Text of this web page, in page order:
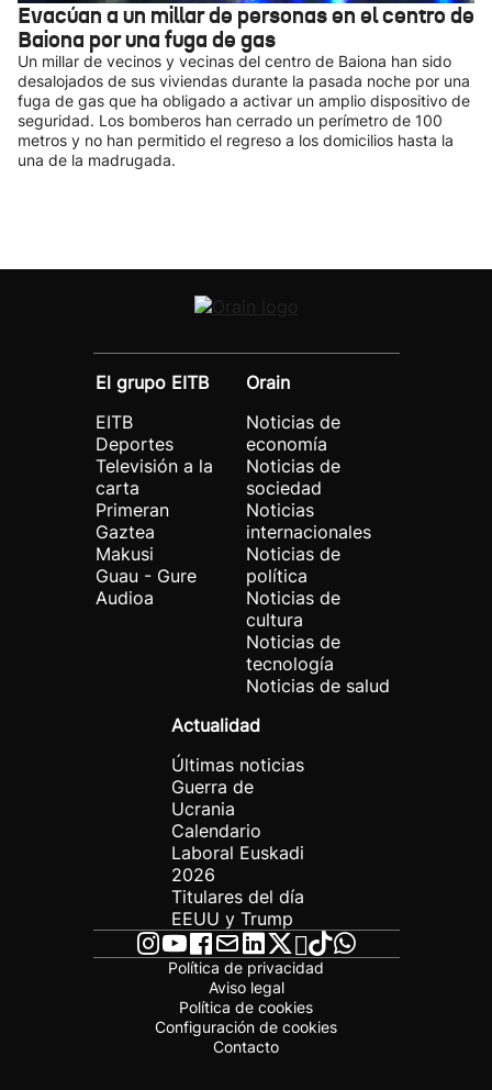
Evacúan a un millar de personas en el centro de
Baiona por una fuga de gas
Un millar de vecinos y vecinas del centro de Baiona han sido
desalojados de sus viviendas durante la pasada noche por una
fuga de gas que ha obligado a activar un amplio dispositivo de
seguridad. Los bomberos han cerrado un perímetro de 100
metros y no han permitido el regreso a los domicilios hasta la
una de la madrugada.
El grupo EITB
EITB
Deportes
Televisión a la
carta
Primeran
Gaztea
Makusi
Guau - Gure
Audioa
Orain
Noticias de
economía
Noticias de
sociedad
Noticias
internacionales
Noticias de
política
Noticias de
cultura
Noticias de
tecnología
Noticias de salud
Actualidad
Últimas noticias
Guerra de
Ucrania
Calendario
Laboral Euskadi
2026
Titulares del día
EEUU y Trump
Política de privacidad
Aviso legal
Política de cookies
Configuración de cookies
Contacto